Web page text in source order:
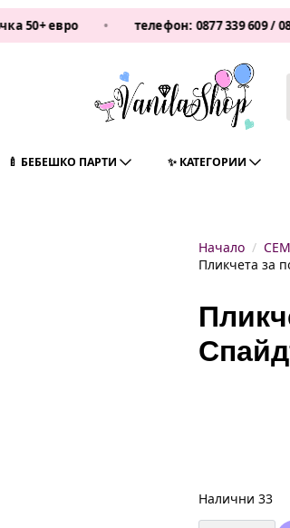
• телефон:0877 339 609/0876 93 22
🍼 БЕБЕШКО ПАРТИ ✨ КАТЕГОРИИ
Начало
Пликчета за
Налични 33